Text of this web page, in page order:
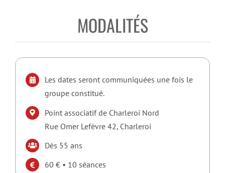
MODALITÉS
Les dates seront communiquées une fois le
groupe constitué.
Point associatif de Charleroi Nord
Rue Omer Lefèvre 42, Charleroi
Dès 55 ans
60 € • 10 séances